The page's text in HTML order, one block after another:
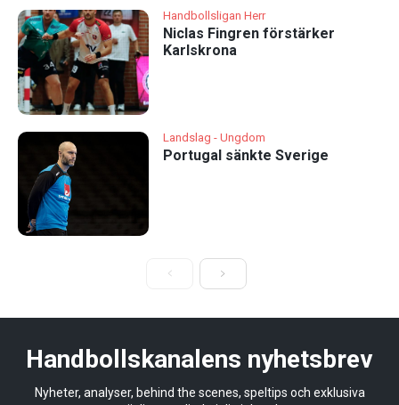
Handbollsligan Herr
Niclas Fingren förstärker
Karlskrona
Landslag - Ungdom
Portugal sänkte Sverige
Handbollskanalens nyhetsbrev
Nyheter, analyser, behind the scenes, speltips och exklusiva